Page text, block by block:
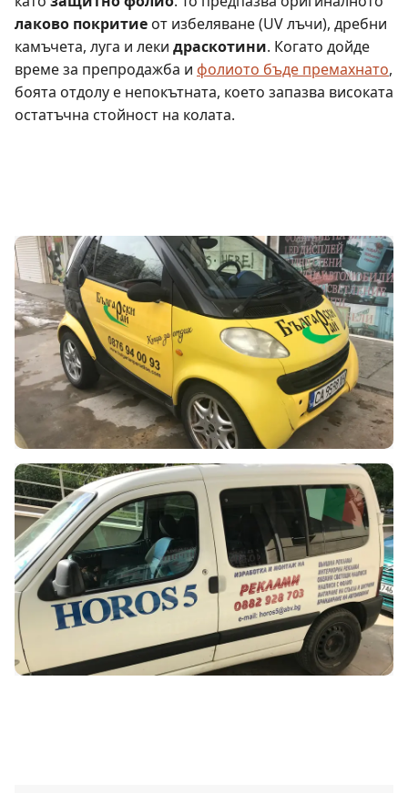
лаково покритие от избеляване (UV лъчи), дребни
камъчета, луга и леки драскотини. Когато дойде
време за препродажба и фолиото бъде премахнато,
боята отдолу е непокътната, което запазва високата
остатъчна стойност на колата.